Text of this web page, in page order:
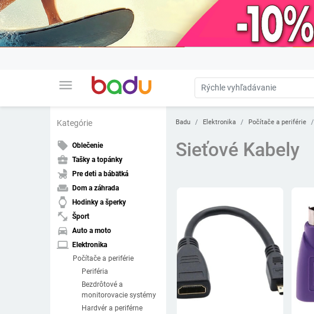
menu
Kategórie
local_offer Oblečenie
business_center Tašky a topánky
child_friendly Pre deti a bábätká
weekend Dom a záhrada
watch Hodinky a šperky
fitness_center Šport
directions_car Auto a moto
laptop Elektronika
Počítače a periférie
Periféria
Bezdrôtové a
monitorovacie systémy
Hardvér a periférne
Badu Elektronika Počítače a periférie
Sieťové Kabely